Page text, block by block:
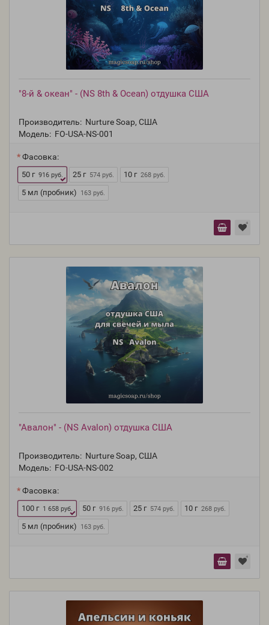
"8-й & океан" - (NS 8th & Ocean) отдушка США
Производитель: Nurture Soap, США
Модель: FO-USA-NS-001
Фасовка:
50 г 916 руб. 25 г 574 руб. 10 г 268 руб.
5 мл (пробник) 163 руб.
"Авалон" - (NS Avalon) отдушка США
Производитель: Nurture Soap, США
Модель: FO-USA-NS-002
Фасовка:
100 г 1 658 руб. 50 г 916 руб. 25 г 574 руб. 10 г 268 руб.
5 мл (пробник) 163 руб.